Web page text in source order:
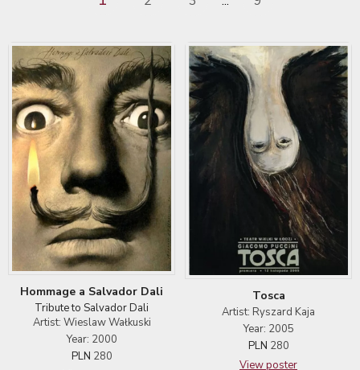
Hommage a Salvador Dali
Tribute to Salvador Dali
Artist: Wieslaw Wałkuski
Year: 2000
PLN 280
Tosca
Artist: Ryszard Kaja
Year: 2005
PLN 280
View poster